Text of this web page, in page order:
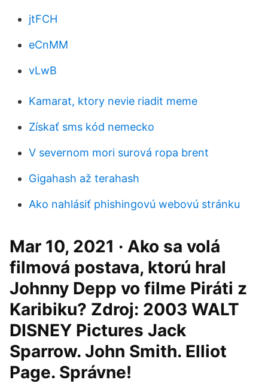
jtFCH
eCnMM
vLwB
Kamarat, ktory nevie riadit meme
Získať sms kód nemecko
V severnom mori surová ropa brent
Gigahash až terahash
Ako nahlásiť phishingovú webovú stránku
Mar 10, 2021 · Ako sa volá
filmová postava, ktorú hral
Johnny Depp vo filme Piráti z
Karibiku? Zdroj: 2003 WALT
DISNEY Pictures Jack
Sparrow. John Smith. Elliot
Page. Správne!